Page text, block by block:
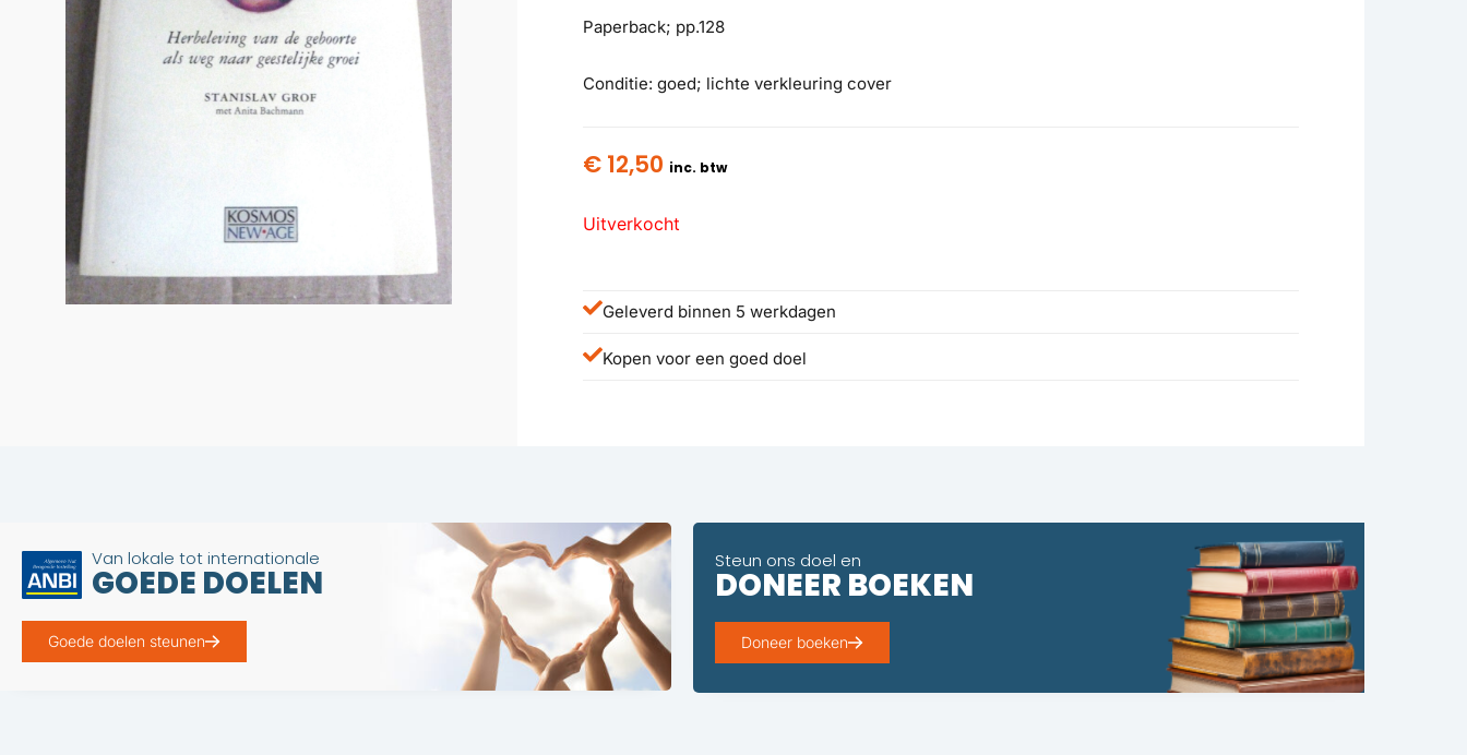
Paperback; pp.128
Conditie: goed; lichte verkleuring cover
€12,50 inc. btw
Uitverkocht
Geleverd binnen 5 werkdagen
Kopen voor een goed doel
Van lokale tot internationale
GOEDE DOELEN
Goede doelen steunen
Steun ons doel en
DONEER BOEKEN
Doneer boeken